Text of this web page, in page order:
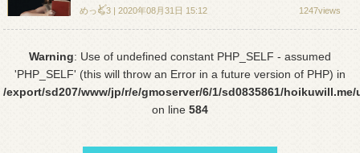
ど
めっち3 | 2020年08月31日 15:12 1247views
Warning: Use of undefined constant PHP_SELF - assumed
'PHP_SELF' (this will throw an Error in a future version of PHP) in
/export/sd207/www/jp/r/e/gmoserver/6/1/sd0835861/hoikuwill.me/
on line 584